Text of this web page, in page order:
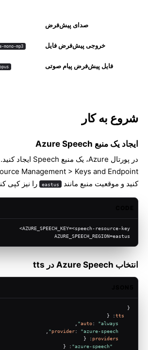
صدای پیش‌فرض
خروجی پیش‌فرض فایل mp3
فایل پیش‌فرض پیام صوتی
شروع به کار
ایجاد یک منبع Azure Speech
در پورتال Azure، یک منبع Speech ایجاد کنید.
کنید و موقعیت منبع مانند
eastus را نیز کپی
AZURE_SPEECH_KEY=<speech-resource-key>
AZURE_SPEECH_REGION=eastus
انتخاب Azure Speech در tts
{
tts
: {
auto: "always"
provider: "azure-speech"
providers
: {
"azure-speech"
: {